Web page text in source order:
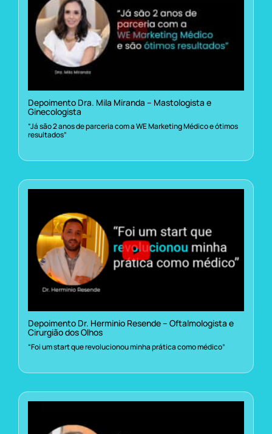
Depoimento Dra. Mila Miranda – Mastologista e
Ginecologista
“Já são 2 anos de parceria com a WE Marketing Médico e ótimos
resultados”
Depoimento Dr. Herminio Resende – Oftalmologista e
Cirurgião dos Olhos
“Foi um start que revolucionou minha prática como médico”